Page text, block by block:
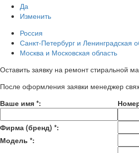
Да
Изменить
Россия
Санкт-Петербург и Ленинградская
Москва и Московская область
Оставить заявку на ремонт стиральной
После оформления заявки менеджер
Ваше имя *:
Фирма (бренд) *:
Модель *: